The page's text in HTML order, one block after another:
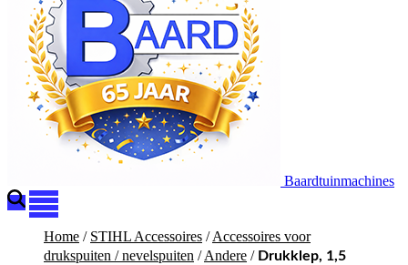
Baardtuinmachines
Home / STIHL Accessoires /Accessoires voor
drukspuiten / nevelspuiten /Andere / Drukklep, 1,5